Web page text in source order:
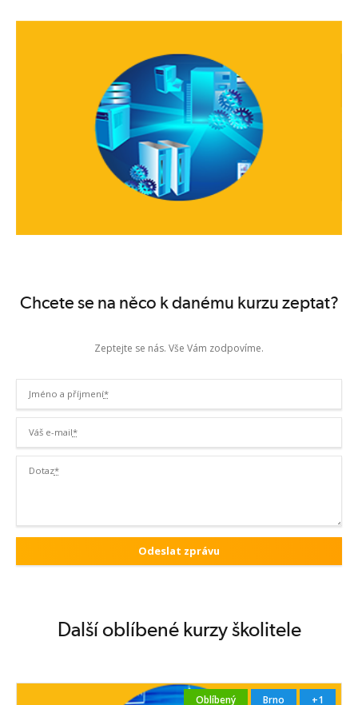
Chcete se na něco k danému kurzu zeptat?
Zeptejte se nás. Vše Vám zodpovíme.
Jméno a příjmení*
Váš e-mail*
Dotaz*
Další oblíbené kurzy školitele
Oblíbený Brno +1